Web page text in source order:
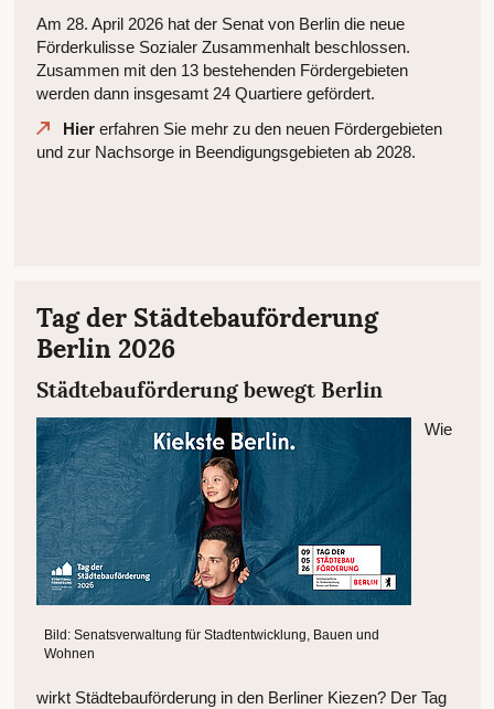
Am 28. April 2026 hat der Senat von Berlin die neue
Förderkulisse Sozialer Zusammenhalt beschlossen.
Zusammen mit den 13 bestehenden Fördergebieten
werden dann insgesamt 24 Quartiere gefördert.
Hier erfahren Sie mehr zu den neuen Fördergebieten
und zur Nachsorge in Beendigungsgebieten ab 2028.
Tag der Städtebauförderung
Berlin 2026
Städtebauförderung bewegt Berlin
Bild: Senatsverwaltung für Stadtentwicklung, Bauen und
Wohnen
Wie
wirkt Städtebauförderung in den Berliner Kiezen? Der Tag